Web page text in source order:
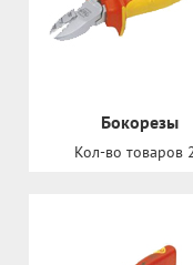
Бокорезы
Кол-во товаров